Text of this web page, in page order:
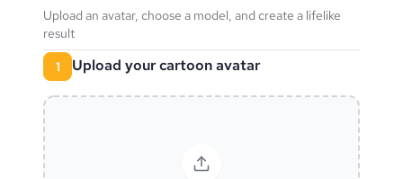
Upload an avatar, choose a model, and create a lifelike
result
1 Upload your cartoon avatar